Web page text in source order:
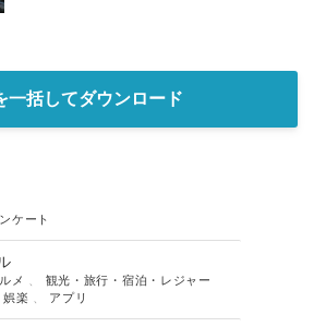
一括してダウンロード
ケート
メ
観光・旅行・宿泊・レジャー
娯楽 アプリ